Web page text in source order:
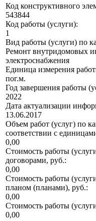
Код конструктивного
543844
Код работы (услуги):
1
Вид работы (услуги) по
Ремонт внутридомовых
электроснабжения
Единица измерения
пог.м.
Год завершения работы
2022
Дата актуализации
13.06.2017
Объем работ (услуг) по
соответствии с
0,00
Стоимость работы
договорами, руб.:
0,00
Стоимость работы
планом (планами), руб.:
0,00
Стоимость работы
0,00